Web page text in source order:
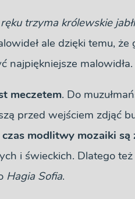
trzyma królewskie
ale dzięki temu, że
najpiękniejsze malowidła.
meczetem. Do
przed wejściem zdjąć
czas modlitwy mozaiki są
i świeckich. Dlatego
Hagia Sofia.